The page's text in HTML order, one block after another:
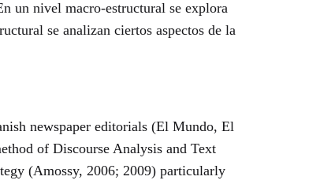
un nivel macro-estructural se explora
se analizan ciertos aspectos de la
newspaper editorials (El Mundo, El
of Discourse Analysis and Text
(Amossy, 2006; 2009) particularly